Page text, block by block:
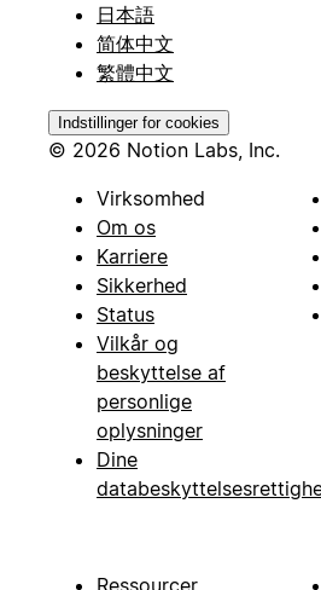
日本語
简体中文
繁體中文
Indstillinger for cookies
© 2026 Notion Labs, Inc.
Virksomhed
Om os
Karriere
Sikkerhed
Status
Vilkår og
beskyttelse af
personlige
oplysninger
Dine